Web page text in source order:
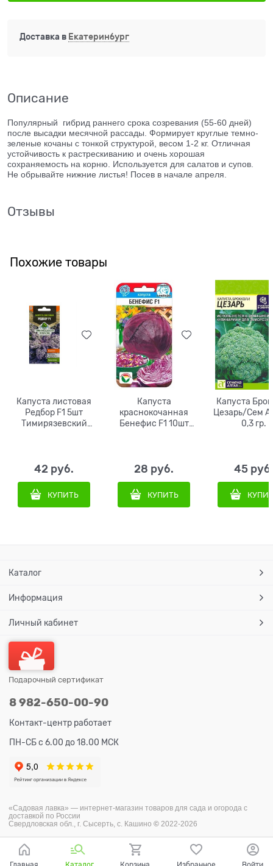
Доставка в Екатеринбург
Описание
Популярный гибрид раннего срока созревания (55-60 дней)
после высадки месячной рассады. Формирует круглые темно-
зеленые кочаны с тонкой структурой, весом 1-2 кг. Отличная
устойчивость к растрескиванию и очень хорошая
сохраняемость на корню. Используется для салатов и супов.
Не обрывайте нижние листья! Посев в начале апреля.
Отзывы
Похожие товары
Капуста листовая
Редбор F1 5шт
Тимирязевский
42 руб.
КУПИТЬ
Капуста
краснокочанная
Бенефис F1 10шт
28 руб.
КУПИТЬ
Капуста
Цезарь/Сем
0,3 гр.
45
Каталог
Информация
Личный кабинет
Подарочный сертификат
8 982-650-00-90
Контакт-центр работает
ПН-СБ с 6.00 до 18.00 МСК
«Садовая лавка» — интернет-магазин товаров для сада и огорода с
доставкой по России
Свердловская обл., г. Сысерть, с. Кашино © 2022-2026